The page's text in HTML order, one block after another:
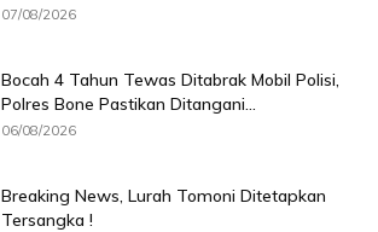
07/08/2026
Bocah 4 Tahun Tewas Ditabrak Mobil Polisi,
Polres Bone Pastikan Ditangani...
06/08/2026
Breaking News, Lurah Tomoni Ditetapkan
Tersangka !